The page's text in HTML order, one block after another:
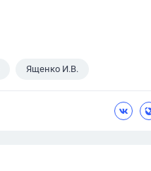
Ященко И.В.